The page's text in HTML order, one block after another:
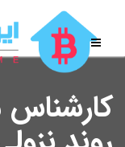
کارشناس